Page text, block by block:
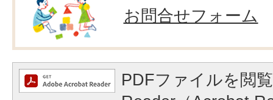
お問合せフォーム
PDFファイルを閲